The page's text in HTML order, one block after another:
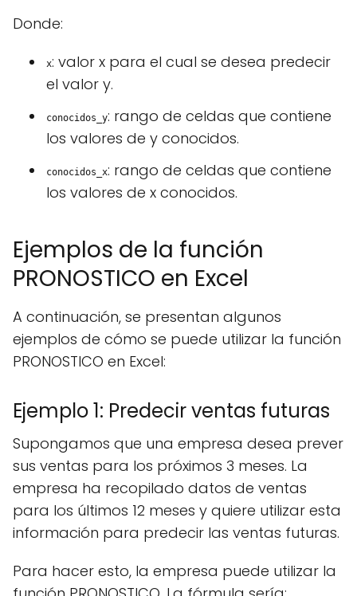
Donde:
x: valor x para el cual se desea predecir
el valor y.
conocidos_y: rango de celdas que contiene
los valores de y conocidos.
conocidos_x: rango de celdas que contiene
los valores de x conocidos.
Ejemplos de la función
PRONOSTICO en Excel
A continuación, se presentan algunos
ejemplos de cómo se puede utilizar la función
PRONOSTICO en Excel:
Ejemplo 1: Predecir ventas futuras
Supongamos que una empresa desea prever
sus ventas para los próximos 3 meses. La
empresa ha recopilado datos de ventas
para los últimos 12 meses y quiere utilizar esta
información para predecir las ventas futuras.
Para hacer esto, la empresa puede utilizar la